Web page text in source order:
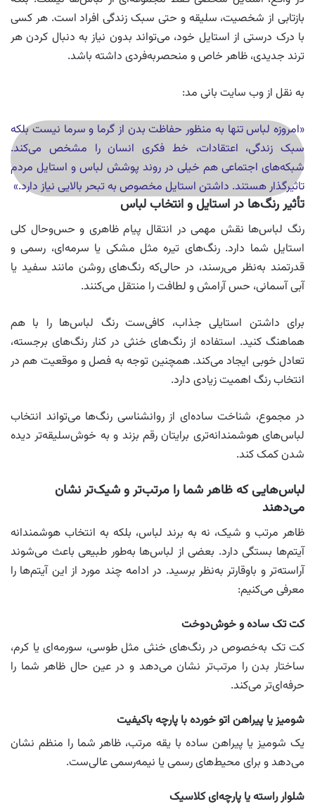
بازتابی از شخصیت، سلیقه و حتی سبک زندگی افراد است. هر کسی
با درک درستی از استایل خود، می‌تواند بدون نیاز به دنبال کردن هر
ترند جدیدی، ظاهر خاص و منحصربه‌فردی داشته باشد.
به نقل از وب سایت بانی مد:
«امروزه لباس تنها به منظور حفاظت بدن از گرما و سرما نیست بلکه
سبک زندگی، اعتقادات، خط فکری انسان را مشخص می‌کند.
شبکه‌های اجتماعی هم خیلی در روند پوشش لباس و استایل مردم
تاثیرگذار هستند. داشتن استایل مخصوص به تبحر بالایی نیاز دارد.»
تأثیر رنگ‌ها در استایل و انتخاب لباس
رنگ لباس‌ها نقش مهمی در انتقال پیام ظاهری و حس‌و‌حال کلی
استایل شما دارد. رنگ‌های تیره مثل مشکی یا سرمه‌ای، رسمی و
قدرتمند به‌نظر می‌رسند، در حالی‌که رنگ‌های روشن مانند سفید یا
آبی آسمانی، حس آرامش و لطافت را منتقل می‌کنند.
برای داشتن استایلی جذاب، کافی‌ست رنگ لباس‌ها را با هم
هماهنگ کنید. استفاده از رنگ‌های خنثی در کنار رنگ‌های برجسته،
تعادل خوبی ایجاد می‌کند. همچنین توجه به فصل و موقعیت هم در
انتخاب رنگ اهمیت زیادی دارد.
در مجموع، شناخت ساده‌ای از روانشناسی رنگ‌ها می‌تواند انتخاب
لباس‌های هوشمندانه‌تری برایتان رقم بزند و به خوش‌سلیقه‌تر دیده
شدن کمک کند.
لباس‌هایی که ظاهر شما را مرتب‌تر و شیک‌تر نشان
می‌دهند
ظاهر مرتب و شیک، نه به برند لباس، بلکه به انتخاب هوشمندانه
آیتم‌ها بستگی دارد. بعضی از لباس‌ها به‌طور طبیعی باعث می‌شوند
آراسته‌تر و باوقارتر به‌نظر برسید. در ادامه چند مورد از این آیتم‌ها را
معرفی می‌کنیم:
کت تک ساده و خوش‌دوخت
کت تک به‌خصوص در رنگ‌های خنثی مثل طوسی، سورمه‌ای یا کرم،
ساختار بدن را مرتب‌تر نشان می‌دهد و در عین حال ظاهر شما را
حرفه‌ای‌تر می‌کند.
شومیز یا پیراهن اتو خورده با پارچه باکیفیت
یک شومیز یا پیراهن ساده با یقه مرتب، ظاهر شما را منظم نشان
می‌دهد و برای محیط‌های رسمی یا نیمه‌رسمی عالی‌ست.
شلوار راسته یا پارچه‌ای کلاسیک